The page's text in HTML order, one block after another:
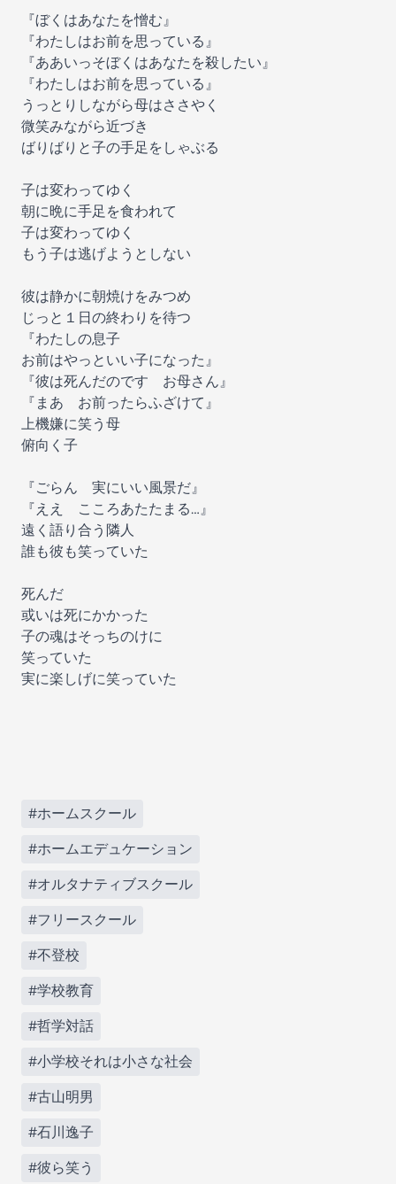
『ぼくはあなたを憎む』
『わたしはお前を思っている』
『ああいっそぼくはあなたを殺したい』
『わたしはお前を思っている』
うっとりしながら母はささやく
微笑みながら近づき
ばりばりと子の手足をしゃぶる
子は変わってゆく
朝に晩に手足を食われて
子は変わってゆく
もう子は逃げようとしない
彼は静かに朝焼けをみつめ
じっと１日の終わりを待つ
『わたしの息子
お前はやっといい子になった』
『彼は死んだのです お母さん』
『まあ お前ったらふざけて』
上機嫌に笑う母
俯向く子
『ごらん 実にいい風景だ』
『ええ こころあたたまる…』
遠く語り合う隣人
誰も彼も笑っていた
死んだ
或いは死にかかった
子の魂はそっちのけに
笑っていた
実に楽しげに笑っていた
#ホームスクール
#ホームエデュケーション
#オルタナティブスクール
#フリースクール
#不登校
#学校教育
#哲学対話
#小学校それは小さな社会
#古山明男
#石川逸子
#彼ら笑う